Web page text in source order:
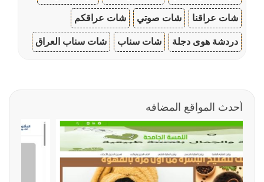
شات عراقنا شات صوتي شات عراقكم
دردشة هوى دجلة شات سناب شات سناب العراق
أحدث المواقع المضافه